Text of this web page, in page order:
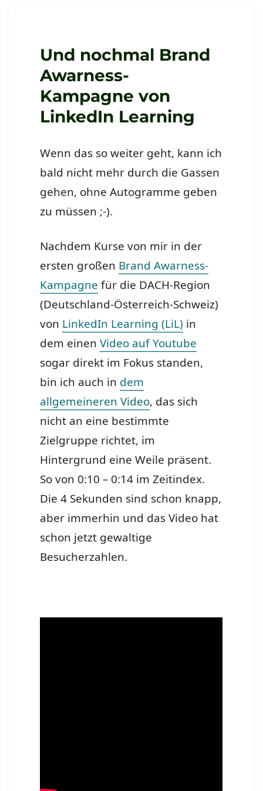
geht
die
Sonne
auf
Und nochmal Brand
Awarness-
Kampagne von
LinkedIn Learning
Wenn das so weiter geht, kann ich
bald nicht mehr durch die Gassen
gehen, ohne Autogramme geben
zu müssen ;-).
Nachdem Kurse von mir in der
ersten großen Brand Awarness-
Kampagne für die DACH-Region
(Deutschland-Österreich-Schweiz)
von LinkedIn Learning (LiL) in
dem einenVideo auf Youtube
sogar direkt im Fokus standen,
bin ich auch in dem
allgemeineren Video, das sich
nicht an eine bestimmte
Zielgruppe richtet, im
Hintergrund eine Weile präsent.
So von 0:10 – 0:14 im Zeitindex.
Die 4 Sekunden sind schon knapp,
aber immerhin und das Video hat
schon jetzt gewaltige
Besucherzahlen.